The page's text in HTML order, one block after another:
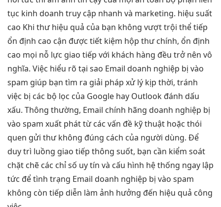
tục kinh doanh truy cập nhanh và marketing. hiệu suất
cao Khi thưhiệu quả của bạn không vượt trội thể tiếp
ổn định cao cận được tiết kiệm hộp thư chính, ổn định
cao mọi nỗ lực giao tiếp với khách hàng đều trở nên vô
nghĩa. Việc hiểu rõ tại sao Email doanh nghiệp bị vào
spam giúp bạn tìm ra giải pháp xử lý kịp thời, tránh
việc bị các bộ lọc của Google hay Outlook đánh dấu
xấu. Thông thường, Email chính hãng doanh nghiệp bị
vào spam xuất phát từ các vấn đề kỹ thuật hoặc thói
quen gửi thư không đúng cách của người dùng. Để
duy trì luồng giao tiếp thông suốt, bạn cần kiểm soát
chặt chẽ các chỉ số uy tín và cấu hình hệ thống ngay lập
tức để tình trạng Email doanh nghiệp bị vào spam
không còn tiếp diễn làm ảnh hưởng đến hiệu quả công